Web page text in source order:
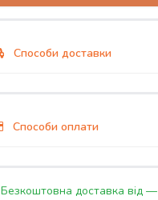
Способи доставки
Способи оплати
Безкоштовна доставка від —